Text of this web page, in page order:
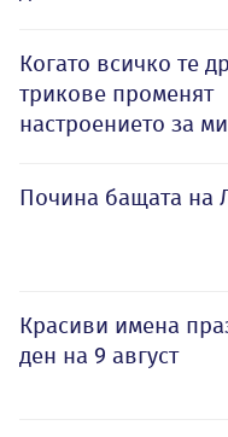
Когато всичко те
трикове променят
настроението за
Почина бащата на
Красиви имена
ден на 9 август